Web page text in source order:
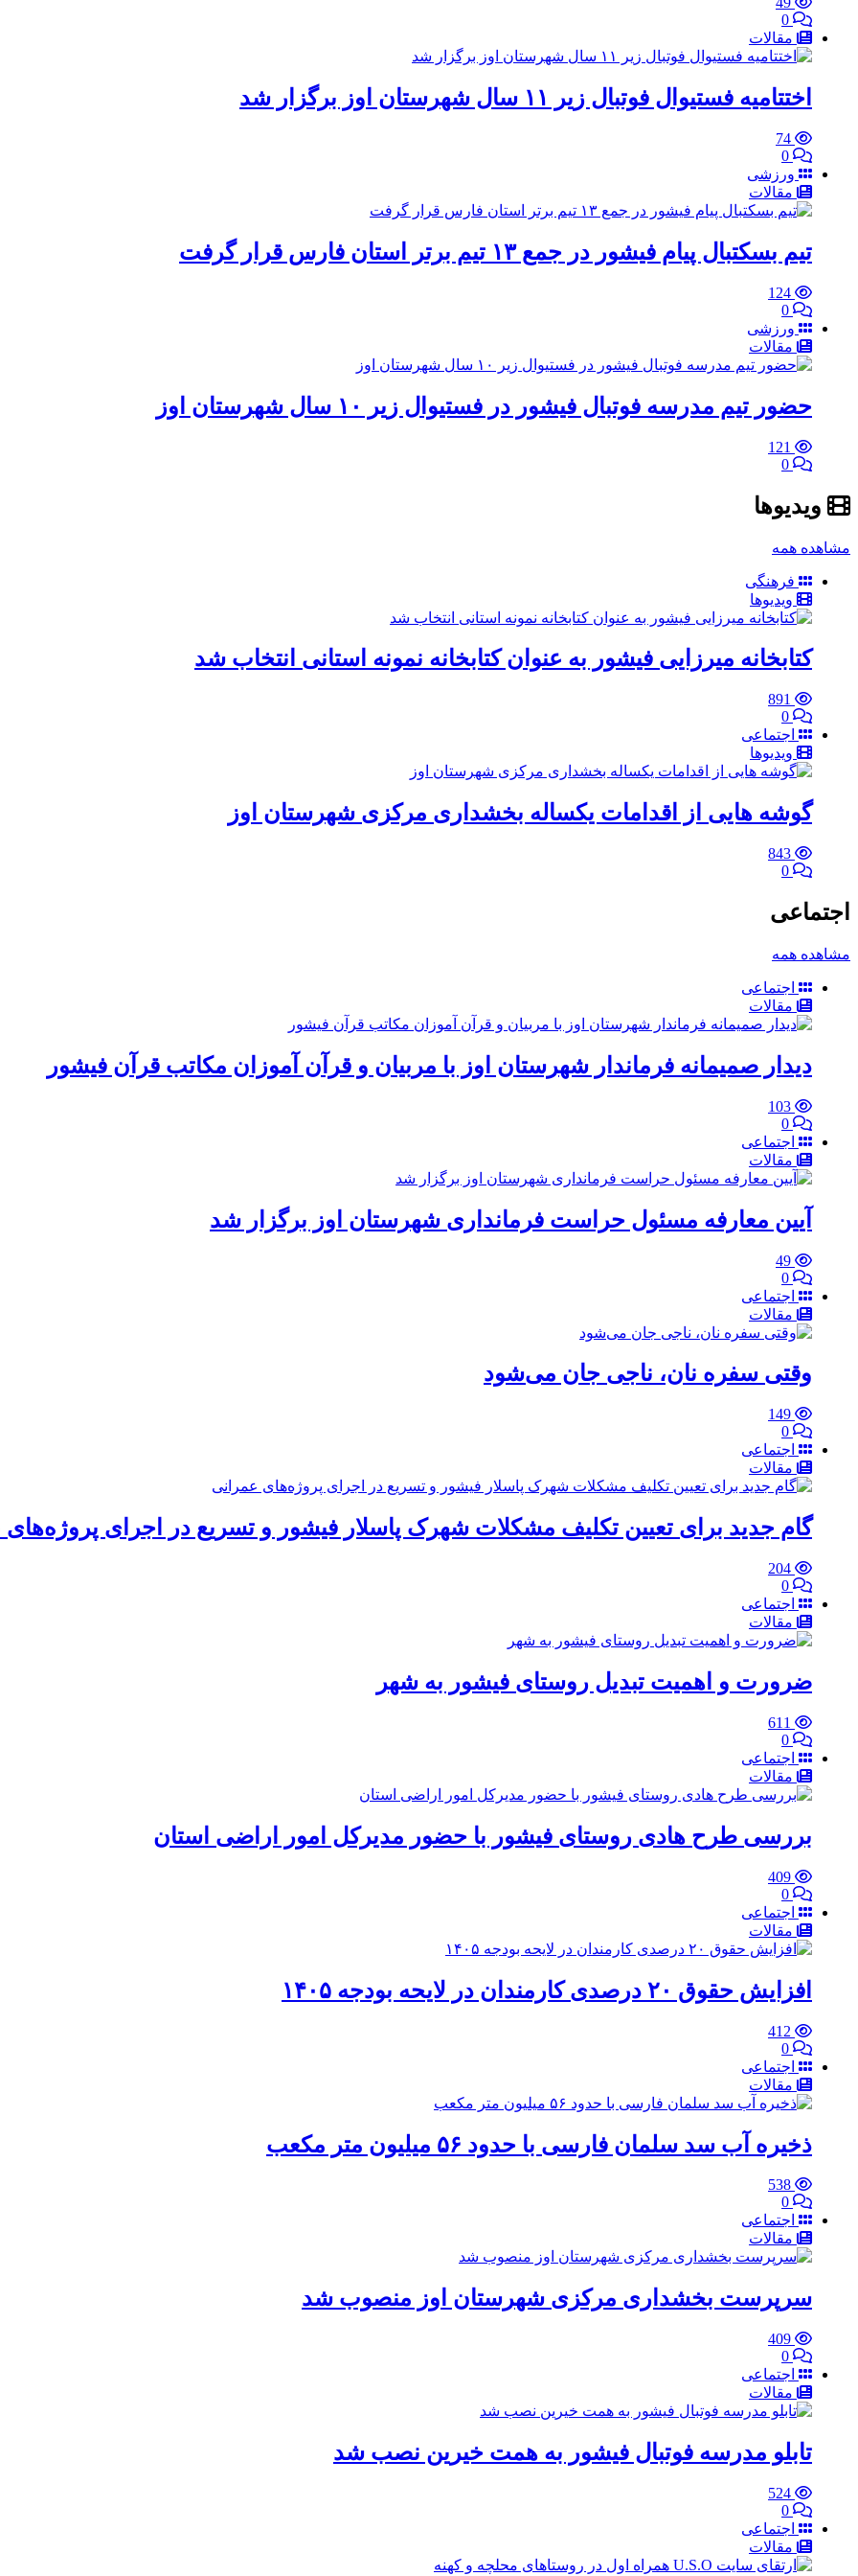
0
مقالات
اختتامیه فستیوال فوتبال زیر ۱۱ سال شهرستان اوز برگزار شد
74
0
ورزشی
مقالات
تیم بسکتبال پیام فیشور در جمع ۱۳ تیم برتر استان فارس قرار گرفت
124
0
ورزشی
مقالات
حضور تیم مدرسه فوتبال فیشور در فستیوال زیر ۱۰ سال شهرستان اوز
121
0
ویدیو‌ها
مشاهده همه
فرهنگی
ویدیو‌ها
کتابخانه میرزایی فیشور به عنوان کتابخانه نمونه استانی انتخاب شد
891
0
اجتماعی
ویدیو‌ها
گوشه هایی از اقدامات یکساله بخشداری مرکزی شهرستان اوز
843
0
اجتماعی
مشاهده همه
اجتماعی
مقالات
دیدار صمیمانه فرماندار شهرستان اوز با مربیان و قرآن آموزان مکاتب قرآن فیشور
103
0
اجتماعی
مقالات
آیین معارفه مسئول حراست فرمانداری شهرستان اوز برگزار شد
49
0
اجتماعی
مقالات
وقتی سفره نان، ناجی جان می‌شود
149
0
اجتماعی
مقالات
گام جدید برای تعیین تکلیف مشکلات شهرک پاسلار فیشور و تسریع در اجرای
204
0
اجتماعی
مقالات
ضرورت و اهمیت تبدیل روستای فیشور به شهر
611
0
اجتماعی
مقالات
بررسی طرح هادی روستای فیشور با حضور مدیرکل امور اراضی استان
409
0
اجتماعی
مقالات
افزایش حقوق ۲۰ درصدی کارمندان در لایحه بودجه ۱۴۰۵
412
0
اجتماعی
مقالات
ذخیره آب سد سلمان فارسی با حدود ۵۶ میلیون متر مکعب
538
0
اجتماعی
مقالات
سرپرست بخشداری مرکزی شهرستان اوز منصوب شد
409
0
اجتماعی
مقالات
تابلو مدرسه فوتبال فیشور به همت خیرین نصب شد
524
0
اجتماعی
مقالات